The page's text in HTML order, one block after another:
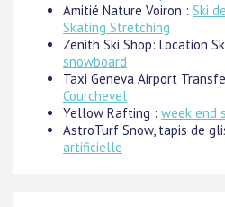
Amitié Nature Voiron : Ski
Skating Stretching
Zenith Ski Shop: Location
snowboard
Taxi Geneva Airport
Courchevel
Yellow Rafting : week end
AstroTurf Snow, tapis de
artificielle